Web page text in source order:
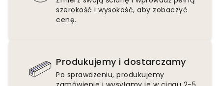
szerokość i wysokość, aby zobaczyć
cenę.
Produkujemy i dostarczamy
Po sprawdzeniu, produkujemy